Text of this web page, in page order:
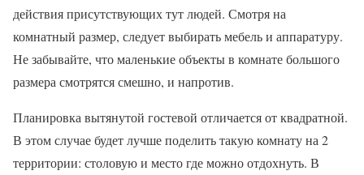
действия присутствующих тут людей. Смотря на
комнатный размер, следует выбирать мебель и аппаратуру.
Не забывайте, что маленькие объекты в комнате большого
размера смотрятся смешно, и напротив.
Планировка вытянутой гостевой отличается от квадратной.
В этом случае будет лучше поделить такую комнату на 2
территории: столовую и место где можно отдохнуть. В